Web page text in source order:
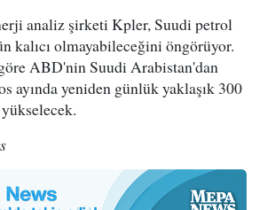
analiz şirketi Kpler, Suudi petrol
kalıcı olmayabileceğini öngörüyor.
ABD'nin Suudi Arabistan'dan
ayında yeniden günlük yaklaşık 300